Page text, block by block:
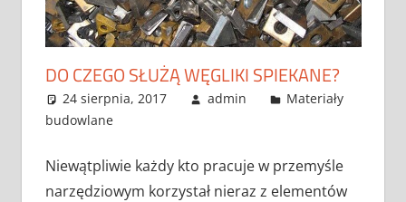
DO CZEGO SŁUŻĄ WĘGLIKI SPIEKANE?
24 sierpnia, 2017 admin
Materiały
budowlane
Niewątpliwie każdy kto pracuje w przemyśle
narzędziowym korzystał nieraz z elementów